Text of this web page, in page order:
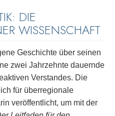
DIE
WISSENSCHAFT
Geschichte über seinen
zwei Jahrzehnte dauernde
Verstandes. Die
für überregionale
veröffentlicht, um mit der